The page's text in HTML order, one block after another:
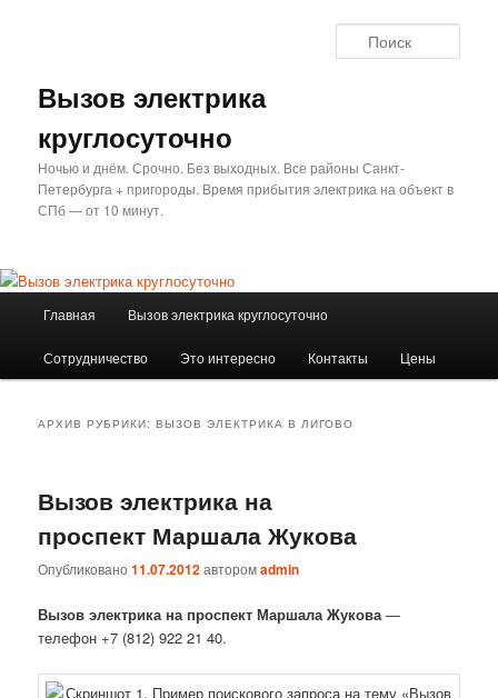
Вызов электрика
круглосуточно
Ночью и днём. Срочно. Без выходных. Все районы Санкт-
Петербурга + пригороды. Время прибытия электрика на объект в
СПб — от 10 минут.
Главная Вызов электрика круглосуточно
Сотрудничество Это интересно Контакты Цены
АРХИВ РУБРИКИ:ВЫЗОВ ЭЛЕКТРИКА В ЛИГОВО
Вызов электрика на
проспект Маршала Жукова
Опубликовано11.07.2012авторомadmin
Вызов электрика на проспект Маршала Жукова—
телефон +7 (812) 922 21 40.